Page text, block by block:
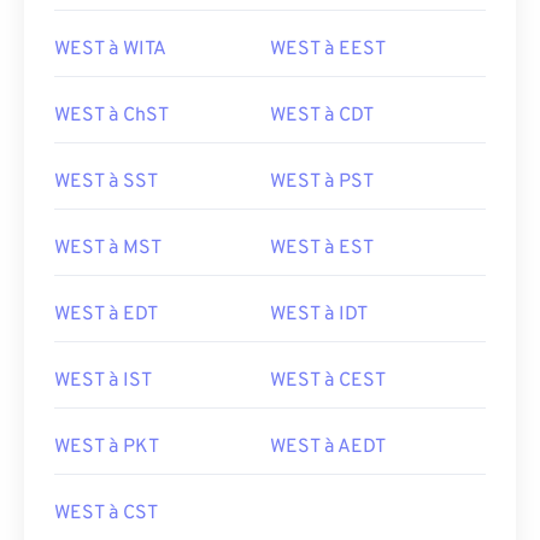
WEST à WITA WEST à EEST
WEST à ChST WEST à CDT
WEST à SST WEST à PST
WEST à MST WEST à EST
WEST à EDT WEST à IDT
WEST à IST WEST à CEST
WEST à PKT WEST à AEDT
WEST à CST